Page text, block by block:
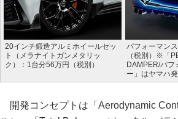
20インチ鍛造アルミホイールセッ
ト（メラナイトガンメタリッ
ク）：1台分56万円（税別）
パフォーマン
（税別）※「
DAMPER/パフ
ー」はヤマハ
開発コンセプトは「Aerodynamic